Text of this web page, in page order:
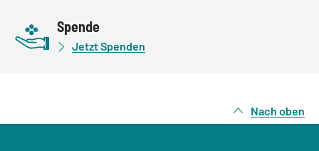
Spende
Jetzt Spenden
Nach oben